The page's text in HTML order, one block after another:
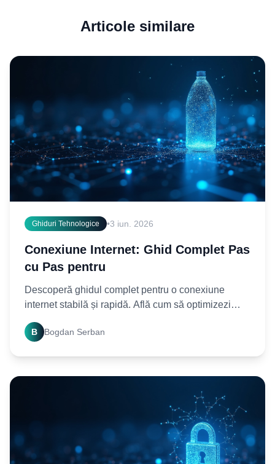
Articole similare
Ghiduri Tehnologice •3 iun. 2026
Conexiune Internet: Ghid Complet Pas
cu Pas pentru
Descoperă ghidul complet pentru o conexiune
internet stabilă și rapidă. Află cum să optimizezi
rețeaua ta pas cu pas. Începe acum să te bucuri de
internet!
B Bogdan Serban